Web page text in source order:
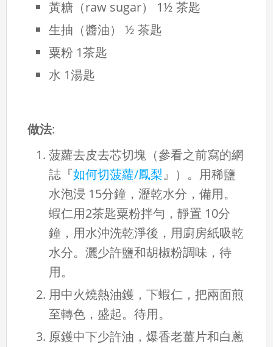
黃糖（raw sugar） 1½ 茶匙
生抽（醬油） ½ 茶匙
粟粉 1茶匙
水 1湯匙
做法:
菠蘿去皮去芯切塊（參看之前寫的網
誌『如何切菠蘿/鳳梨』）。用稀鹽
水泡浸 15分鐘，瀝乾水分，備用。
蝦仁用2茶匙粟粉拌勻，靜置 10分
鐘，用水沖洗乾淨後，用廚房紙吸乾
水分。灑少許鹽和胡椒粉調味，待
用。
用中火燒熱油鑊，下蝦仁，把兩面煎
至轉色，盛起。待用。
原鑊中下少許油，爆香老薑片和白蔥